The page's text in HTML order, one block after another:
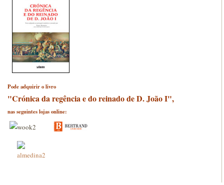
Pode adquirir o livro
"Crónica da regência e do reinado de D. João I",
nas seguintes lojas online: